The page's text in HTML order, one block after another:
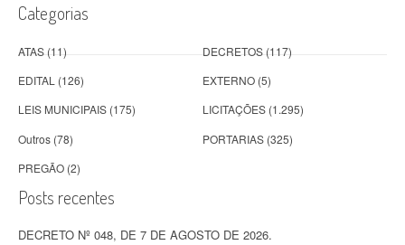
t
s
Categorias
ATAS (11) DECRETOS (117)
EDITAL (126) EXTERNO (5)
LEIS MUNICIPAIS (175) LICITAÇÕES (1.295)
Outros (78) PORTARIAS (325)
PREGÃO (2)
Posts recentes
DECRETO Nº 048, DE 7 DE AGOSTO DE 2026.